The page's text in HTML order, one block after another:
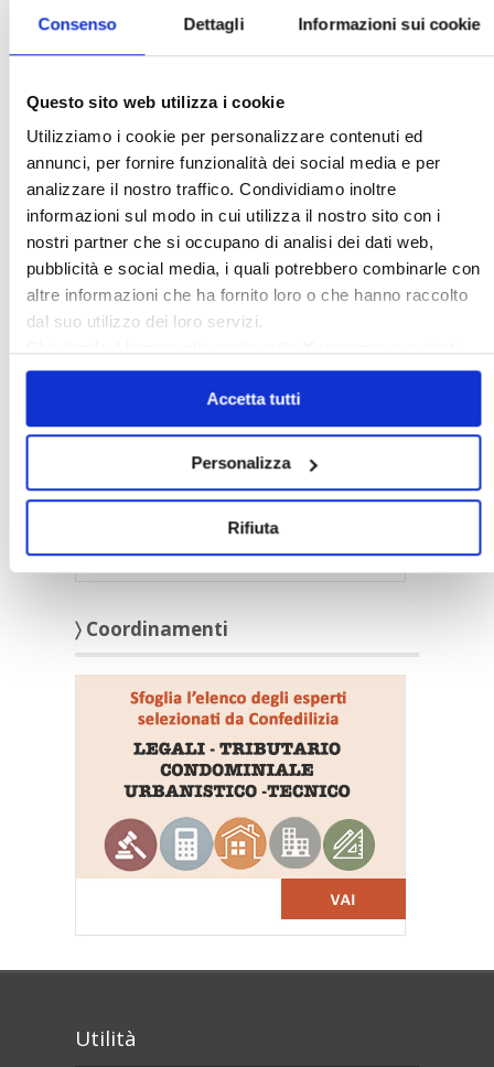
Consenso Dettagli Informazioni sui cookie
Questo sito web utilizza i cookie
Utilizziamo i cookie per personalizzare contenuti ed
annunci, per fornire funzionalità dei social media e per
analizzare il nostro traffico. Condividiamo inoltre
informazioni sul modo in cui utilizza il nostro sito con i
nostri partner che si occupano di analisi dei dati web,
pubblicità e social media, i quali potrebbero combinarle con
altre informazioni che ha fornito loro o che hanno raccolto
dal suo utilizzo dei loro servizi.
solo i cookie necessari.
Accetta tutti
Personalizza
Rifiuta
Scopri il portale della Confedilizia che ti aiuta
a gestire ogni aspetto del tuo contratto di
locazione, visita affittocasa.info
〉 Amministratori
〉 Coordinamenti
Utilità